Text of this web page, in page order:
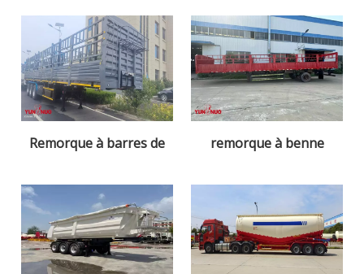
Remorque à barres de
remorque à benne